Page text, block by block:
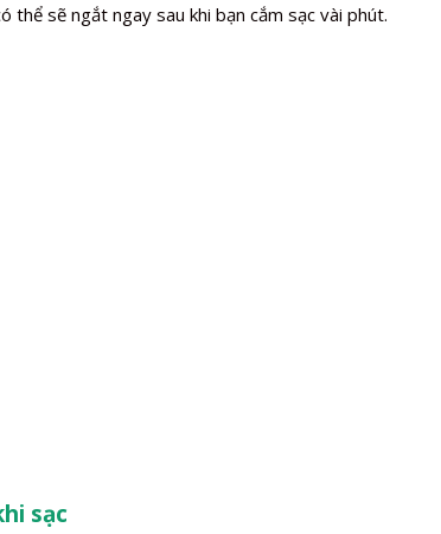
thể sẽ ngắt ngay sau khi bạn cắm sạc vài phút.
sạc